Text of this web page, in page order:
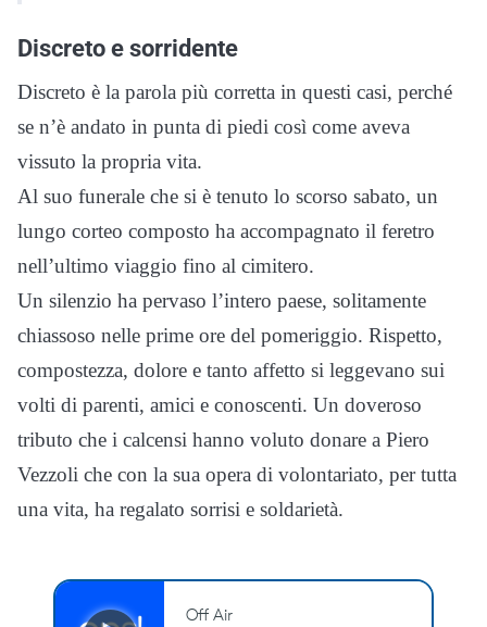
Discreto e sorridente
Discreto è la parola più corretta in questi casi, perché
se n’è andato in punta di piedi così come aveva
vissuto la propria vita.
Al suo funerale che si è tenuto lo scorso sabato, un
lungo corteo composto ha accompagnato il feretro
nell’ultimo viaggio fino al cimitero.
Un silenzio ha pervaso l’intero paese, solitamente
chiassoso nelle prime ore del pomeriggio. Rispetto,
compostezza, dolore e tanto affetto si leggevano sui
volti di parenti, amici e conoscenti. Un doveroso
tributo che i calcensi hanno voluto donare a Piero
Vezzoli che con la sua opera di volontariato, per tutta
una vita, ha regalato sorrisi e soldarietà.